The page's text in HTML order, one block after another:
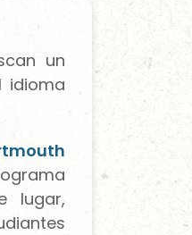
un
idioma
lugar,